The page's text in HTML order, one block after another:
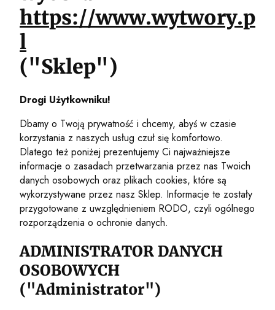
https://www.wytwory.p
l
("Sklep")
Drogi Użytkowniku!
Dbamy o Twoją prywatność i chcemy, abyś w czasie
korzystania z naszych usług czuł się komfortowo.
Dlatego też poniżej prezentujemy Ci najważniejsze
informacje o zasadach przetwarzania przez nas Twoich
danych osobowych oraz plikach cookies, które są
wykorzystywane przez nasz Sklep. Informacje te zostały
przygotowane z uwzględnieniem RODO, czyli ogólnego
rozporządzenia o ochronie danych.
ADMINISTRATOR DANYCH
OSOBOWYCH
("Administrator")